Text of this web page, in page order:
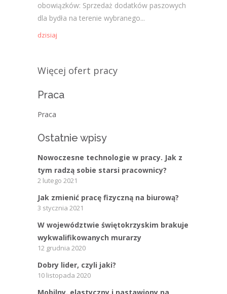
obowiązków: Sprzedaż dodatków paszowych
dla bydła na terenie wybranego...
dzisiaj
Więcej ofert pracy
Praca
Praca
Ostatnie wpisy
Nowoczesne technologie w pracy. Jak z
tym radzą sobie starsi pracownicy?
2 lutego 2021
Jak zmienić pracę fizyczną na biurową?
3 stycznia 2021
W województwie świętokrzyskim brakuje
wykwalifikowanych murarzy
12 grudnia 2020
Dobry lider, czyli jaki?
10 listopada 2020